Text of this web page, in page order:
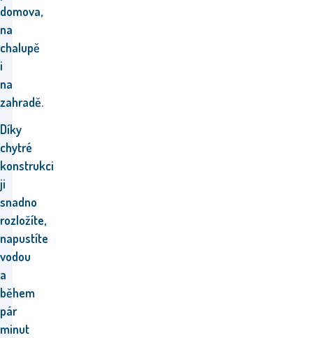
domova,
na
chalupě
i
na
zahradě.
Díky
chytré
konstrukci
ji
snadno
rozložíte,
napustíte
vodou
a
během
pár
minut